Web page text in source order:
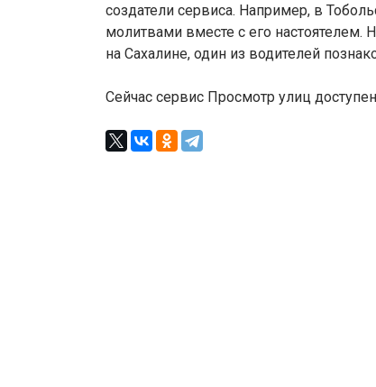
создатели сервиса. Например, в
молитвами вместе с его
на Сахалине, один из водителей
Сейчас сервис Просмотр улиц